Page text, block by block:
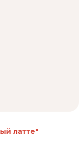
латте"